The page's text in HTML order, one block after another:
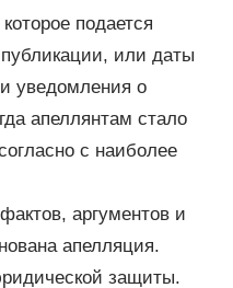
подается
или даты
уведомления о
апеллянтам стало
с наиболее
аргументов и
апелляция.
защиты.